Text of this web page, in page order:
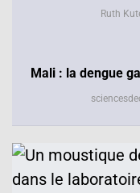
Ruth
Mali : la dengue